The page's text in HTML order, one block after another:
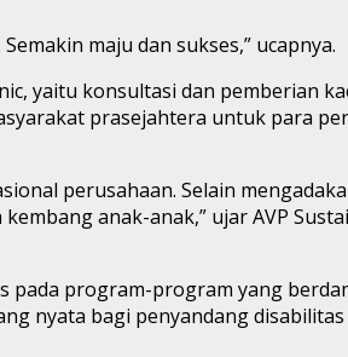
maju dan sukses,” ucapnya.
yaitu konsultasi dan pemberian
prasejahtera untuk para
perusahaan. Selain
anak-anak,” ujar AVP
program-program yang
nyata bagi penyandang disabilitas